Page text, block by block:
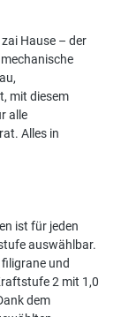
Hause – der
mit diesem
alle
Alles in
ist für jeden
auswählbar.
und
2 mit 1,0
dem